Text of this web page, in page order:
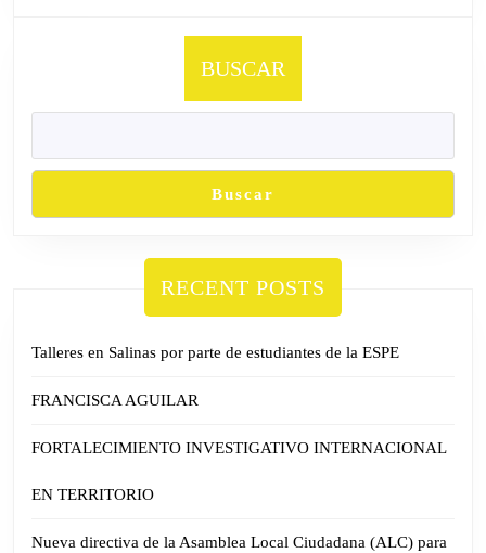
BUSCAR
Buscar
RECENT POSTS
Talleres en Salinas por parte de estudiantes de la ESPE
FRANCISCA AGUILAR
FORTALECIMIENTO INVESTIGATIVO INTERNACIONAL
EN TERRITORIO
Nueva directiva de la Asamblea Local Ciudadana (ALC) para